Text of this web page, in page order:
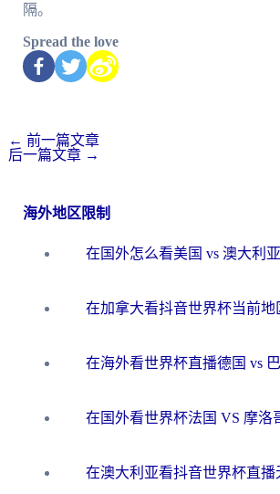
隔。
Spread the love
← 前一篇文章
后一篇文章 →
海外地区限制